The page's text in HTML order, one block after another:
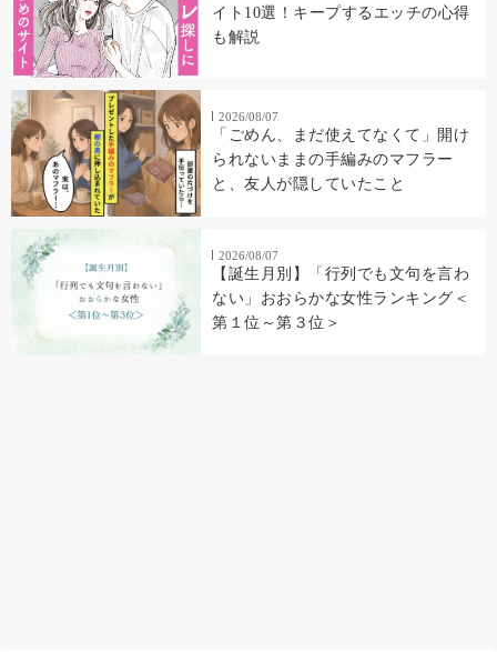
イト10選！キープするエッチの心得
も解説
2026/08/07
「ごめん、まだ使えてなくて」開け
られないままの手編みのマフラー
と、友人が隠していたこと
2026/08/07
【誕生月別】「行列でも文句を言わ
ない」おおらかな女性ランキング＜
第１位～第３位＞